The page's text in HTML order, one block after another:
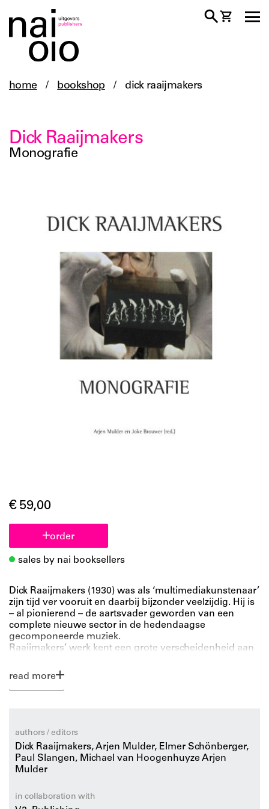
home / bookshop / dick raaijmakers
Dick Raaijmakers
Monografie
€ 59,00
order
sales by nai booksellers
Dick Raaijmakers (1930) was als ‘multimediakunstenaar’
zijn tijd ver vooruit en daarbij bijzonder veelzijdig. Hij is
– al pionierend – de aartsvader geworden van een
complete nieuwe sector in de hedendaagse
gecomponeerde muziek.
Raaijmakers’ werk kent een grote verscheidenheid aan
filmdoeleinden tot uiterst abstracte impulsstructuren;
van ‘action music’ tot oneindige stemmenweefsels; van
elektroakoestische tableaux vivants tot extracten van
literatuur en theater met de wereld van de muziek. Een
Hij is de schepper van vele elektronische composities,
waaronder een aantal voor het Holland Festival en
theatergezelschap Hollandia.
het moeilijk reproduceerbaar is, het tegelijkertijd bij zijn
read more
authors / editors
Dick Raaijmakers, Arjen Mulder, Elmer Schönberger,
Paul Slangen, Michael van Hoogenhuyze Arjen
Mulder
in collaboration with